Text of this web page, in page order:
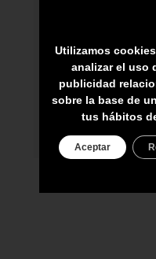
ENVÍO A
PRECIO DEL
IGIC
Utilizamos
analizar el uso
publicidad
sobre la base de
tus hábitos
Aceptar